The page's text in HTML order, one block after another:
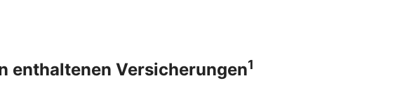
enthaltenen Versicherungen1